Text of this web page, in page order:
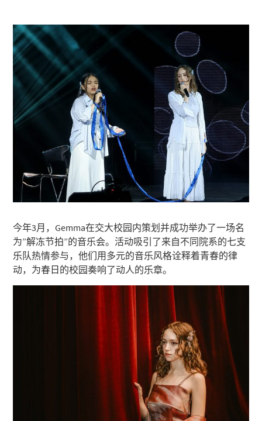
今年3月，Gemma在交大校园内策划并成功举办了一场名
为”解冻节拍”的音乐会。活动吸引了来自不同院系的七支
乐队热情参与，他们用多元的音乐风格诠释着青春的律
动，为春日的校园奏响了动人的乐章。